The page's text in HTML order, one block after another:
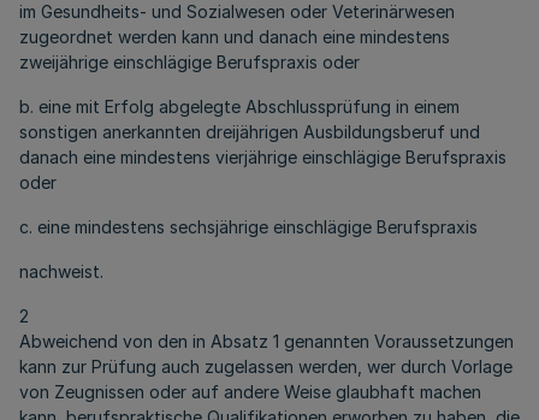
im Gesundheits- und Sozialwesen oder Veterinärwesen
zugeordnet werden kann und danach eine mindestens
zweijährige einschlägige Berufspraxis oder
b. eine mit Erfolg abgelegte Abschlussprüfung in einem
sonstigen anerkannten dreijährigen Ausbildungsberuf und
danach eine mindestens vierjährige einschlägige Berufspraxis
oder
c. eine mindestens sechsjährige einschlägige Berufspraxis
nachweist.
2
Abweichend von den in Absatz 1 genannten Voraussetzungen
kann zur Prüfung auch zugelassen werden, wer durch Vorlage
von Zeugnissen oder auf andere Weise glaubhaft machen